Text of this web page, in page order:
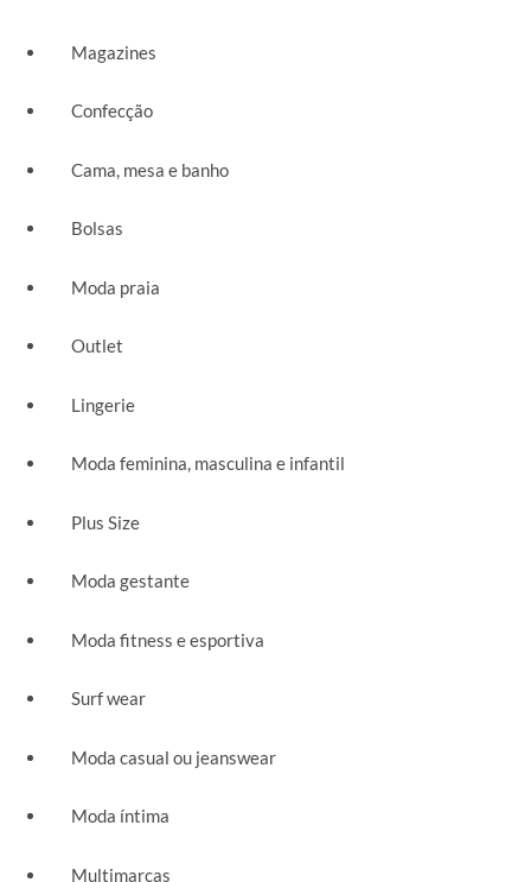
Magazines
Confecção
Cama, mesa e banho
Bolsas
Moda praia
Outlet
Lingerie
Moda feminina, masculina e infantil
Plus Size
Moda gestante
Moda fitness e esportiva
Surf wear
Moda casual ou jeanswear
Moda íntima
Multimarcas